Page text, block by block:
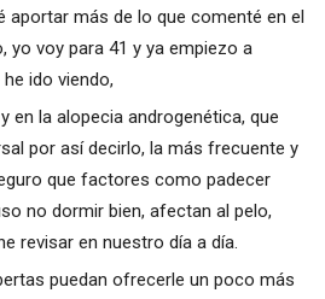
más de lo que comenté en el
yo voy para 41 y ya empiezo a
ido viendo,
en la alopecia androgenética, que
por así decirlo, la más frecuente y
que factores como padecer
no dormir bien, afectan al pelo,
revisar en nuestro día a día.
puedan ofrecerle un poco más